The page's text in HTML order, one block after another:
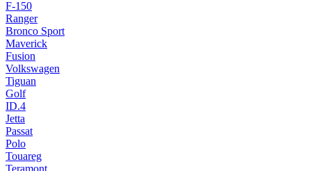
F-150
Ranger
Bronco Sport
Maverick
Fusion
Volkswagen
Tiguan
Golf
ID.4
Jetta
Passat
Polo
Touareg
Teramont